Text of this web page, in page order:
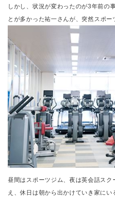
しかし、状況が変わったのが3年前の事
とが多かった祐一さんが、 突然スポー
昼間はスポーツジム、夜は英会話スク
え、休日は朝から出かけていき家にい